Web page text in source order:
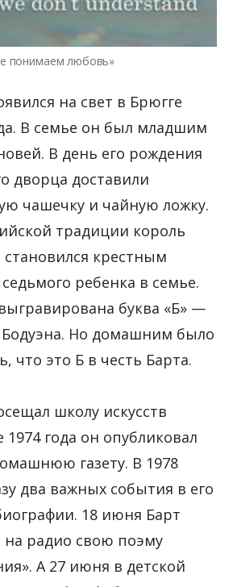
понимаем любовь»
на свет в Брюгге
В семье он был младшим
В день его рождения
дворца доставили
чашечку и чайную ложку.
традиции король
крестным
ребенка в семье.
буква «Б» —
Бодуэна. Но домашним было
что это Б в честь Барта.
школу искусств
года он опубликовал
газету. В 1978
два важных события в его
18 июня Барт
на радио свою поэму
А 27 июня в детской